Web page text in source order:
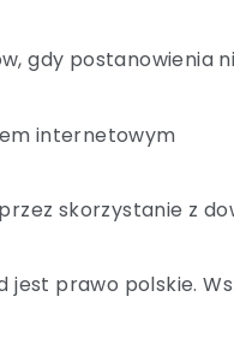
gdy postanowienia
internetowym
skorzystanie z
jest prawo polskie.